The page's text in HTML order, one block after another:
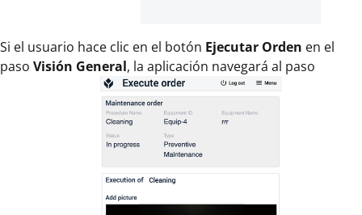
Si el usuario hace clic en el botón Ejecutar Orden en el
paso Visión General, la aplicación navegará al paso